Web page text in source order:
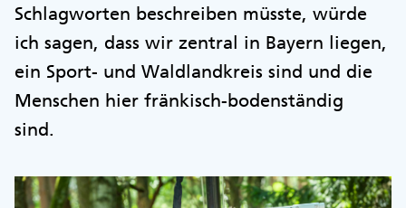
Schlagworten beschreiben müsste, würde
ich sagen, dass wir zentral in Bayern liegen,
ein Sport- und Waldlandkreis sind und die
Menschen hier fränkisch-bodenständig
sind.